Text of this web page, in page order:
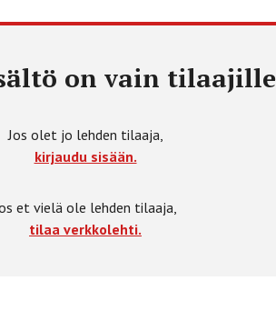
on vain tilaajille
Jos olet jo lehden tilaaja,
kirjaudu sisään.
et vielä ole lehden tilaaja,
tilaa verkkolehti.